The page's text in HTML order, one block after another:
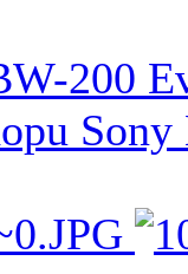
200
Sony